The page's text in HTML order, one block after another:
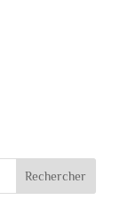
Rechercher